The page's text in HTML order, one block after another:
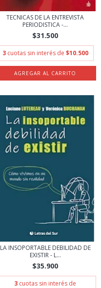
TECNICAS DE LA ENTREVISTA
PERIODISTICA -...
$31.500
3 cuotas sin interés de $10.500
LA INSOPORTABLE DEBILIDAD DE
EXISTIR - L...
$35.900
3 cuotas sin interés de